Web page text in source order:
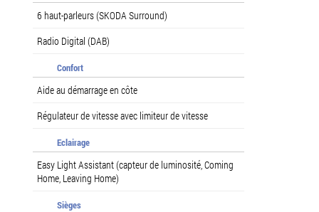
6 haut-parleurs (SKODA Surround)
Radio Digital (DAB)
Confort
Aide au démarrage en côte
Régulateur de vitesse avec limiteur de vitesse
Eclairage
Easy Light Assistant (capteur de luminosité, Coming
Home, Leaving Home)
Sièges